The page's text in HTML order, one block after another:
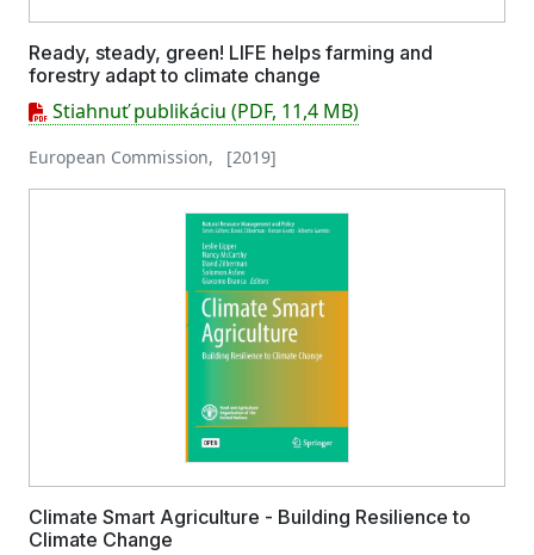
Ready, steady, green! LIFE helps farming and
forestry adapt to climate change
Stiahnuť publikáciu (PDF, 11,4 MB)
European Commission, [2019]
Climate Smart Agriculture - Building Resilience to
Climate Change